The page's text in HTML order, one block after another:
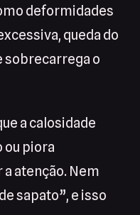
deformidades
queda do
sobrecarrega o
a calosidade
ou piora
atenção. Nem
sapato”, e isso